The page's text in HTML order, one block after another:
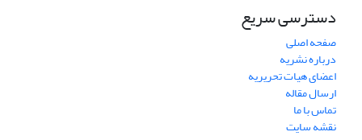
دسترسی سریع
صفحه اصلی
درباره نشریه
اعضای هیات تحریریه
ارسال مقاله
تماس با ما
نقشه سایت